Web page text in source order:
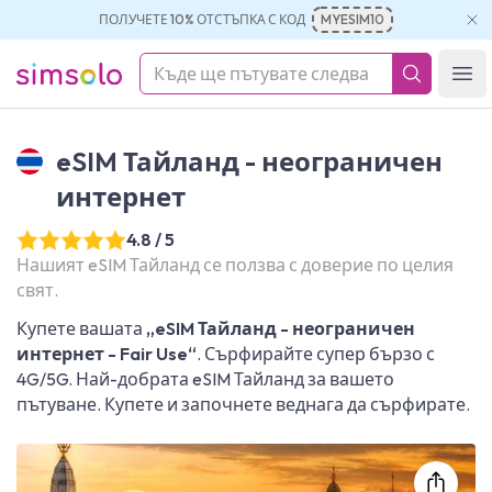
ПОЛУЧЕТЕ 10% ОТСТЪПКА С КОД MYESIM10
simsolo
eSIM Тайланд - неограничен
интернет
4.8 / 5
Нашият eSIM Тайланд се ползва с доверие по целия
свят.
Купете вашата „eSIM Тайланд - неограничен
интернет - Fair Use“. Сърфирайте супер бързо с
4G/5G. Най-добрата eSIM Тайланд за вашето
пътуване. Купете и започнете веднага да сърфирате.